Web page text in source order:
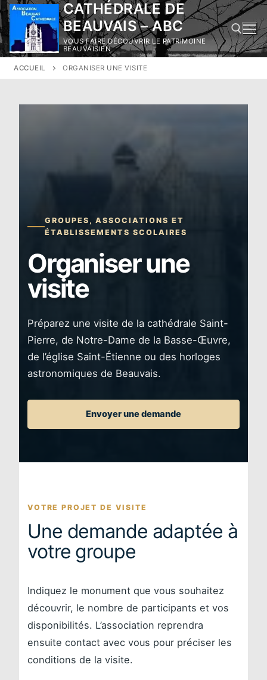
Aller
au
contenu
CATHÉDRALE DE
BEAUVAIS – ABC
VOUS FAIRE DÉCOUVRIR LE PATRIMOINE
BEAUVAISIEN
ACCUEIL ORGANISER UNE VISITE
GROUPES, ASSOCIATIONS ET
ÉTABLISSEMENTS SCOLAIRES
Organiser une
visite
Préparez une visite de la cathédrale Saint-
Pierre, de Notre-Dame de la Basse-Œuvre,
de l’église Saint-Étienne ou des horloges
astronomiques de Beauvais.
Envoyer une demande
VOTRE PROJET DE VISITE
Une demande adaptée à
votre groupe
Indiquez le monument que vous souhaitez
découvrir, le nombre de participants et vos
disponibilités. L’association reprendra
ensuite contact avec vous pour préciser les
conditions de la visite.